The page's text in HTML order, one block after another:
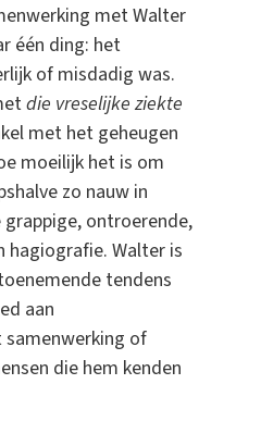
met Walter
één ding: het
of misdadig was.
die vreselijke ziekte
met het geheugen
moeilijk het is om
zo nauw in
ontroerende,
hagiografie. Walter is
tendens
aan
samenwerking of
die hem kenden